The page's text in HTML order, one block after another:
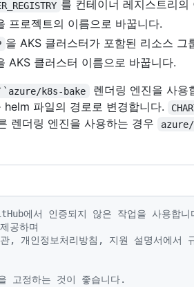
를 컨테이너 레지스트리의
프로젝트의 이름으로 바꿉니다.
을 AKS 클러스터가 포함된 리소스 그
AKS 클러스터 이름으로 바꿉니다.
k8s-bake 렌더링 엔진을 사용
helm 파일의 경로로 변경합니다.
렌더링 엔진을 사용하는 경우
에서 인증되지 않은 작업을 사용합니
공하며
, 개인정보처리방침, 지원 설명서에서
고정하는 것이 좋습니다.